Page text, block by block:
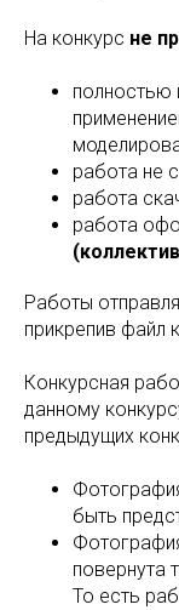
На конкурс не
полностью
работа не
работа
работа
Работы
прикрепив файл
Конкурсная
данному
предыдущих
быть
повернута
То есть